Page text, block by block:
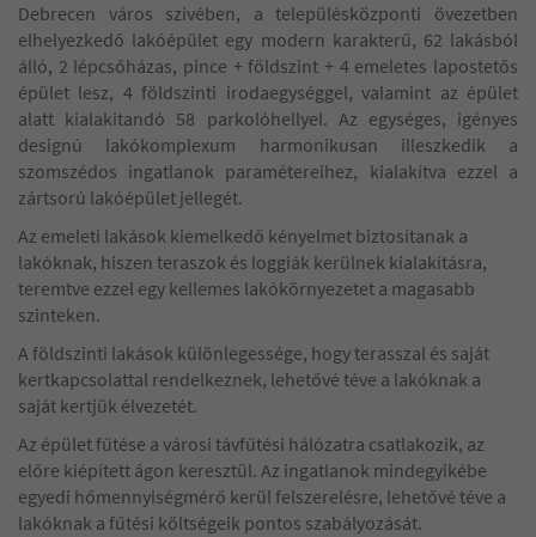
Debrecen város szívében, a településközponti övezetben
elhelyezkedő lakóépület egy modern karakterű, 62 lakásból
álló, 2 lépcsőházas, pince + földszint + 4 emeletes lapostetős
épület lesz, 4 földszinti irodaegységgel, valamint az épület
alatt kialakítandó 58 parkolóhellyel. Az egységes, igényes
designú lakókomplexum harmonikusan illeszkedik a
szomszédos ingatlanok paramétereihez, kialakítva ezzel a
zártsorú lakóépület jellegét.
Az emeleti lakások kiemelkedő kényelmet biztosítanak a
lakóknak, hiszen teraszok és loggiák kerülnek kialakításra,
teremtve ezzel egy kellemes lakókörnyezetet a magasabb
szinteken.
A földszinti lakások különlegessége, hogy terasszal és saját
kertkapcsolattal rendelkeznek, lehetővé téve a lakóknak a
saját kertjük élvezetét.
Az épület fűtése a városi távfűtési hálózatra csatlakozik, az
előre kiépített ágon keresztül. Az ingatlanok mindegyikébe
egyedi hőmennyiségmérő kerül felszerelésre, lehetővé téve a
lakóknak a fűtési költségeik pontos szabályozását.